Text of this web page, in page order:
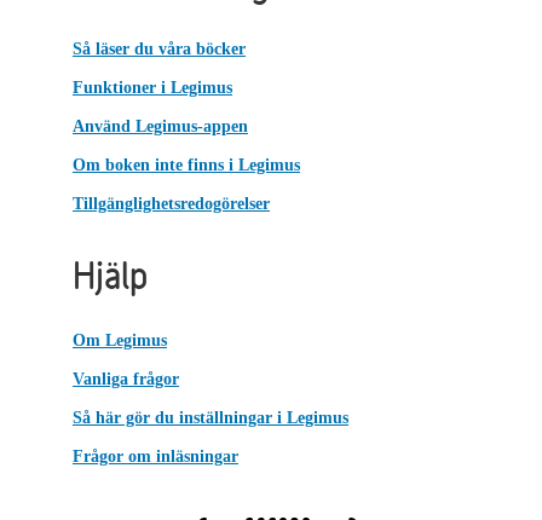
Så läser du våra böcker
Funktioner i Legimus
Använd Legimus-appen
Om boken inte finns i Legimus
Tillgänglighetsredogörelser
Hjälp
Om Legimus
Vanliga frågor
Så här gör du inställningar i Legimus
Frågor om inläsningar